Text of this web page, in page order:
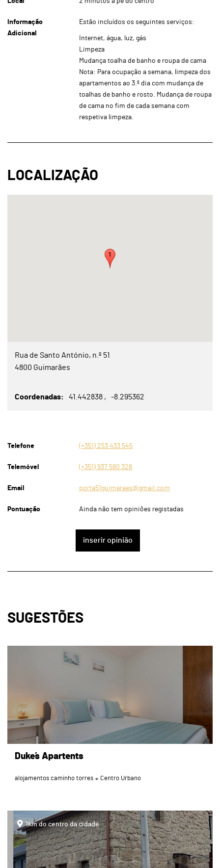
Informação
Adicional
Estão incluídos os seguintes serviços:
Internet, água, luz, gás
Limpeza
Mudança toalha de banho e roupa de cama
Nota: Para ocupação a semana, limpeza dos
apartamentos ao 3.º dia com mudança de
toalhas de banho e rosto. Mudança de roupa
de cama no fim de cada semana com
respetiva limpeza.
Rua de Santo António, n.º 51
4800 Guimarães
Coordenadas 41.442838 -8.295362
Telefone (+351) 253 433 545
Telemóvel (+351) 937 580 328
Email porta51guimaraes@gmail.com
Pontuação Ainda não tem opiniões registadas
inserir opinião
SUGESTÕES
Duke´s Apartents
alojamentos caminho torres Centro Urbano
page
1km do centro da cidade